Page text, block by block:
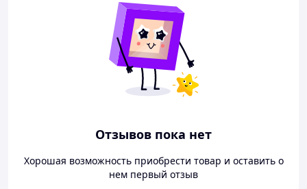
Отзывов пока нет
Хорошая возможность приобрести товар и оставить о
нем первый отзыв